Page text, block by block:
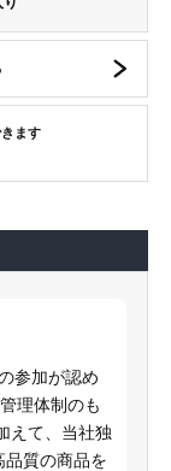
ます
参加が認め
理体制のも
えて、当社独
品質の商品を